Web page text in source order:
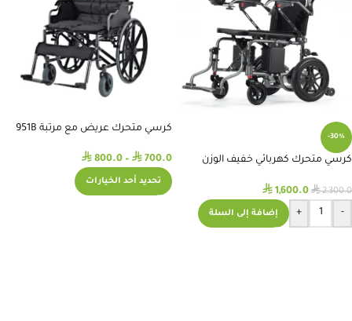
-30%
كرسي متحرك كهربائي خفيف الوزن
⃁2,300.0
⃁ 1,600.0
-
+ إضافة إلى السلة
كرسي متحرك عريض مع مرتبة 951B
⃁ 700.0
–
⃁ 800.0
تحديد أحد الخيارات